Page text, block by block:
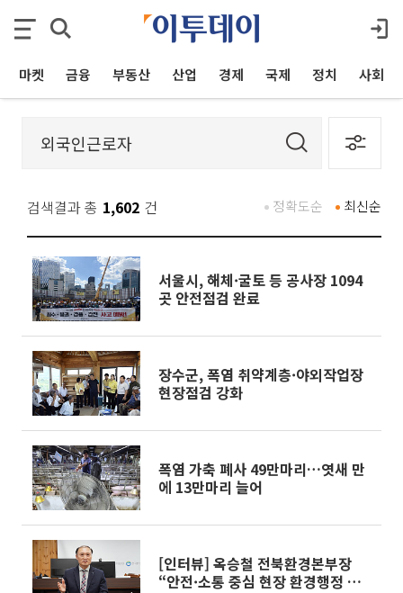
마켓 금융 부동산 산업 경제 국제 정치 사회
검색결과 총 1,602 건 최신순
정확도순
서울시, 해체·굴토 등 공사장 1094
곳 안전점검 완료
장수군, 폭염 취약계층·야외작업장
현장점검 강화
폭염 가축 폐사 49만마리…엿새 만
에 13만마리 늘어
[인터뷰] 옥승철 전북환경본부장
“안전·소통 중심 현장 환경행정 강